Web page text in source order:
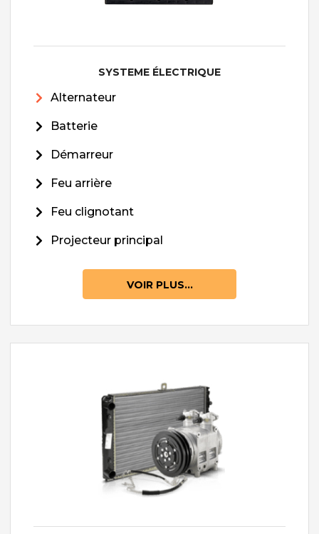
SYSTEME ÉLECTRIQUE
Alternateur
Batterie
Démarreur
Feu arrière
Feu clignotant
Projecteur principal
VOIR PLUS...